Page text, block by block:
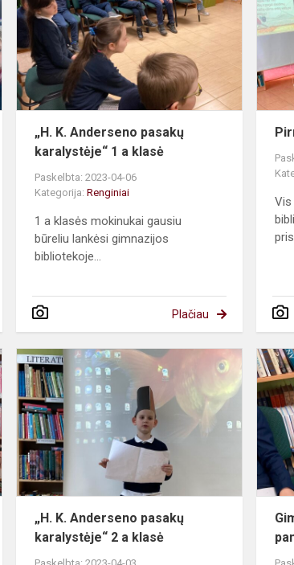
Anderseno
pasakų
karalystėje“
3
klasė
pasakų
klasė
„H. K. Anderseno pasakų
karalystėje“ 1 a klasė
Paskelbta: 2023-04-06
Kategorija:Renginiai
1 a klasės mokinukai gausiu
būreliu lankėsi gimnazijos
bibliotekoje...
Plačiau
Vis
„H.
K.
Anderseno
pasakų
karalystėje“
2
b
klasė
„H.
pasakų
klasė
„H. K. Anderseno pasakų
karalystėje“ 2 a klasė